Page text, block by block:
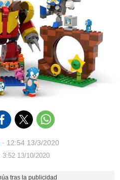
· 12:54 13/3/2020
13/10/2020